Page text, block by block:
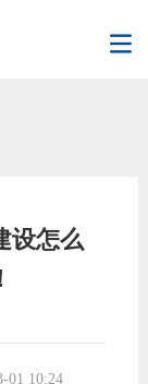
设怎么
01 10:24